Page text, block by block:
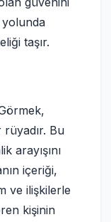
taşır.
Bu
arayışını
içeriği,
ve ilişkilerle
kişinin